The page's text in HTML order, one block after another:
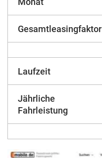
Gesamtleasingfaktor
Laufzeit
Jährliche
Fahrleistung